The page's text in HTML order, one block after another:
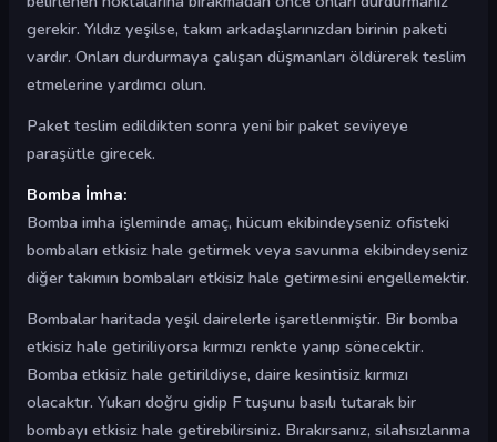
gerekir. Yıldız yeşilse, takım arkadaşlarınızdan birinin paketi
vardır. Onları durdurmaya çalışan düşmanları öldürerek teslim
etmelerine yardımcı olun.
Paket teslim edildikten sonra yeni bir paket seviyeye
paraşütle girecek.
Bomba İmha:
Bomba imha işleminde amaç, hücum ekibindeyseniz ofisteki
bombaları etkisiz hale getirmek veya savunma ekibindeyseniz
diğer takımın bombaları etkisiz hale getirmesini engellemektir.
Bombalar haritada yeşil dairelerle işaretlenmiştir. Bir bomba
etkisiz hale getiriliyorsa kırmızı renkte yanıp sönecektir.
Bomba etkisiz hale getirildiyse, daire kesintisiz kırmızı
olacaktır. Yukarı doğru gidip F tuşunu basılı tutarak bir
bombayı etkisiz hale getirebilirsiniz. Bırakırsanız, silahsızlanma